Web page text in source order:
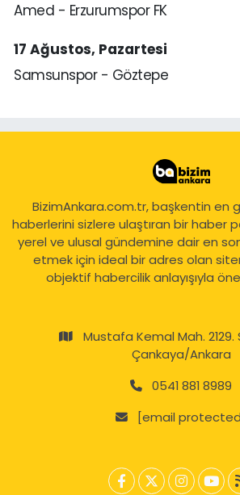
Amed - Erzurumspor FK
17 Ağustos, Pazartesi
Samsunspor - Göztepe
BizimAnkara.com.tr, başkentin en
haberlerini sizlere ulaştıran bir haber
yerel ve ulusal gündemine dair en
etmek için ideal bir adres olan
objektif habercilik anlayışıyla
Mustafa Kemal Mah. 2129.
Çankaya/Ankara
0541 881 8989
[email